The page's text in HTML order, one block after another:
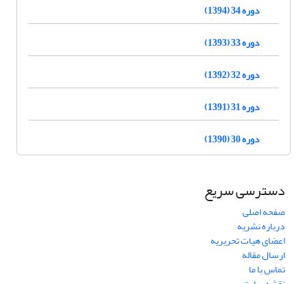
دوره 34 (1394)
دوره 33 (1393)
دوره 32 (1392)
دوره 31 (1391)
دوره 30 (1390)
دسترسی سریع
صفحه اصلی
درباره نشریه
اعضای هیات تحریریه
ارسال مقاله
تماس با ما